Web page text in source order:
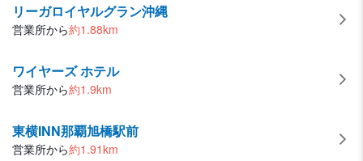
リーガロイヤルグラン沖縄
営業所から約1.88km
ワイヤーズ ホテル
営業所から約1.9km
東横INN那覇旭橋駅前
営業所から約1.91km